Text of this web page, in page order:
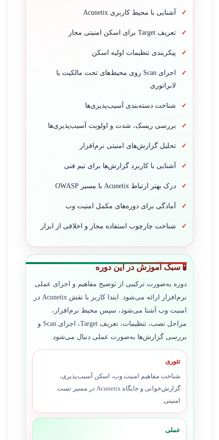
آشنایی با محیط کاربری Acunetix
تعریف Target برای اسکن امنیتی مجاز
پیکربندی تنظیمات اولیه اسکن
اجرای Scan روی محیط‌های تحت مالکیت یا
لابراتوری
شناخت دسته‌بندی آسیب‌پذیری‌ها
بررسی ریسک، شدت و اولویت آسیب‌پذیری‌ها
تحلیل گزارش‌های امنیتی نرم‌افزار
آشنایی با کاربرد گزارش‌ها برای تیم فنی
درک بهتر ارتباط Acunetix با مسیر OWASP
آمادگی برای دوره‌های مکمل امنیت وب
شناخت چارچوب استفاده مجاز و اخلاقی از ابزار
🧪 سبک آموزش در این دوره
دوره به‌صورت ترکیبی از توضیح مفاهیم و اجرای عملی
نرم‌افزار ارائه می‌شود. ابتدا کاربر با نقش Acunetix در
امنیت وب آشنا می‌شود، سپس محیط نرم‌افزار،
مراحل نصب، تنظیمات، تعریف Target، اجرای Scan و
بررسی گزارش‌ها به‌صورت عملی دنبال می‌شود.
تئوری
شناخت مفاهیم امنیت وب، اسکن آسیب‌پذیری،
گزارش‌خوانی و جایگاه Acunetix در مسیر تست
امنیتی.
عملی